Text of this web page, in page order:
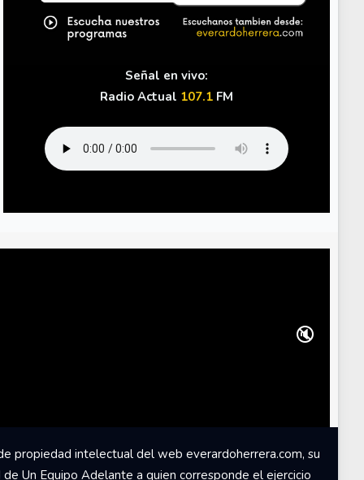
Señal en vivo:
Radio Actual 107.1FM
🔇
propiedad intelectual del web everardoherrera.com, su
Un Equipo Adelante a quien corresponde el ejercicio